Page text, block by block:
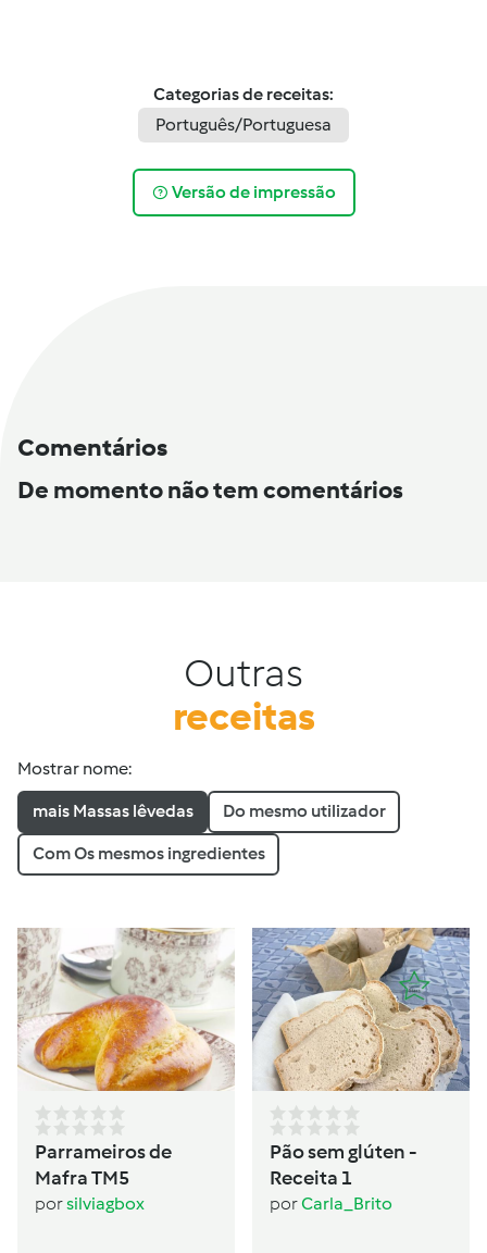
Categorias de receitas:
Português/Portuguesa
Versão de impressão
Comentários
De momento não tem comentários
Outras
receitas
Mostrar nome:
mais Massas lêvedas Do mesmo utilizador
Com Os mesmos ingredientes
Parrameiros de
Mafra TM5
porsilviagbox
Pão sem glúten -
Receita 1
porCarla_Brito